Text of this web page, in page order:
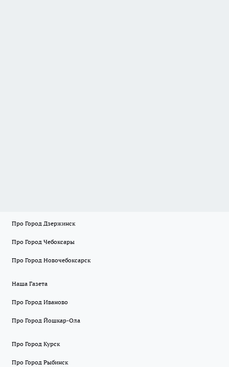
Про Город Дзержинск
Про Город Чебоксары
Про Город Новочебоксарск
Наша Газета
Про Город Иваново
Про Город Йошкар-Ола
Про Город Курск
Про Город Рыбинск